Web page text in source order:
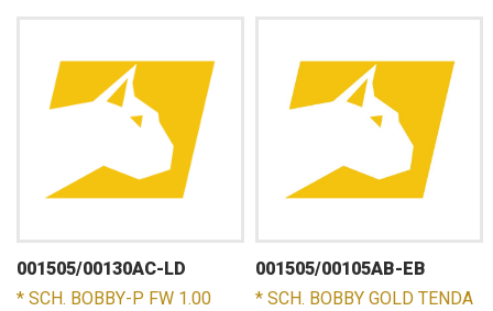
001505/00130AC-LD
* SCH. BOBBY-P FW 1.00
001505/00105AB-EB
* SCH. BOBBY GOLD TENDA